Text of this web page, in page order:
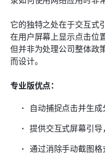
它的独特之处在于交互式
在用户屏幕上显示点击位
但并非为处理公司整体政
而设计。
专业版优点：
自动捕捉点击并生成
提供交互式屏幕引导
通过消除手动截图格